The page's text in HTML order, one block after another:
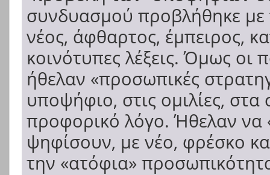
συνδυασμού προβλήθηκε με
νέος, άφθαρτος, έμπειρος,
κοινότυπες λέξεις. Όμως οι
ήθελαν «προσωπικές
υποψήφιο, στις ομιλίες,
προφορικό λόγο. Ήθελαν να
ψηφίσουν, με νέο, φρέσκο
την «ατόφια»